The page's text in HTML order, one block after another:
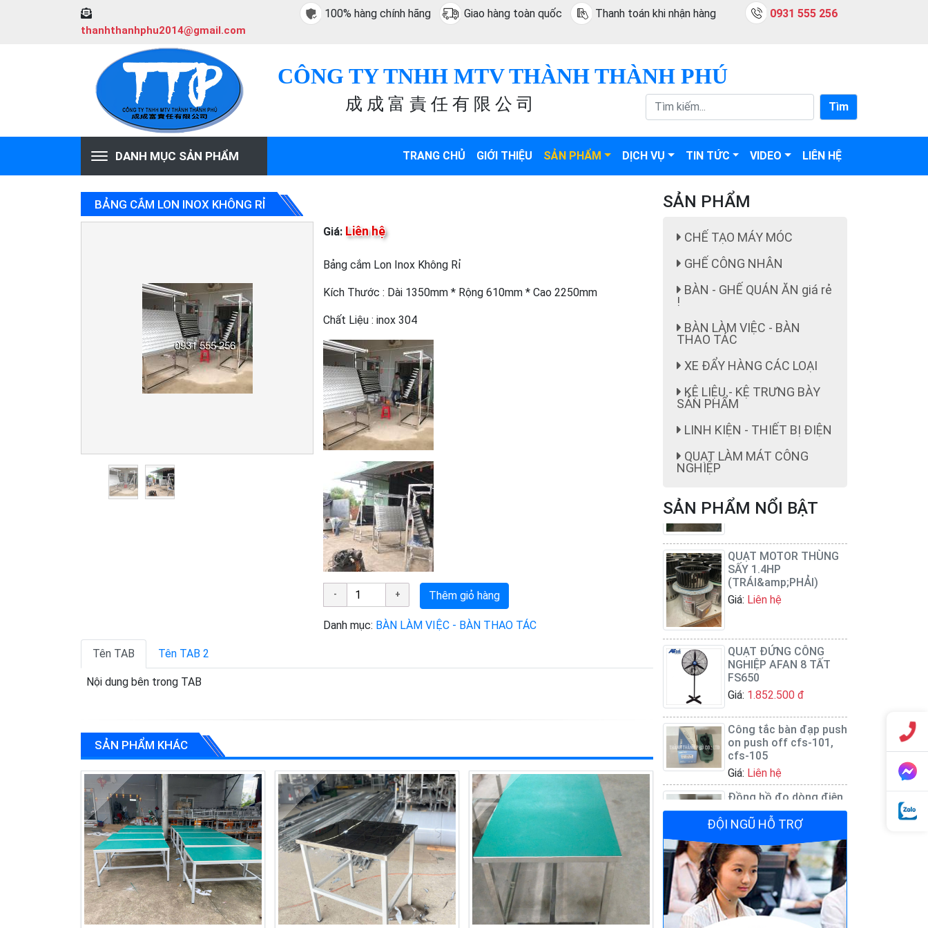
thanhthanhphu2014@gmail.com
100% hàng chính hãng Giao hàng toàn quốc Thanh toán khi nhận hàng 0931 555 256
CÔNG TY TNHH MTV THÀNH THÀNH PHÚ
成 成 富 責 任 有 限 公 司 Tìm
DANH MỤC SẢN PHẨM TRANG CHỦ GIỚI THIỆU SẢN PHẨM DỊCH VỤ TIN TỨC VIDEO LIÊN HỆ
BẢNG CẮM LON INOX KHÔNG RỈ
Giá: Liên hệ
Bảng cắm Lon Inox Không Rỉ
Kích Thước : Dài 1350mm * Rộng 610mm * Cao 2250mm
Chất Liệu : inox 304
Thêm giỏ hàng
Danh mục: BÀN LÀM VIỆC - BÀN THAO TÁC
Tên TAB Tên TAB 2
Nội dung bên trong TAB
SẢN PHẨM KHÁC
SẢN PHẨM
CHẾ TẠO MÁY MÓC
GHẾ CÔNG NHÂN
BÀN - GHẾ QUÁN ĂN giá rẻ
!
BÀN LÀM VIỆC - BÀN
THAO TÁC
XE ĐẨY HÀNG CÁC LOẠI
KỆ LIỆU - KỆ TRƯNG BÀY
SẢN PHẨM
LINH KIỆN - THIẾT BỊ ĐIỆN
QUẠT LÀM MÁT CÔNG
NGHIỆP
SẢN PHẨM NỔI BẬT
ghế công nhân
QUẠT MOTOR THÙNG
SẤY 1.4HP
(TRÁI&amp;PHẢI)
Giá:Liên hệ
QUẠT ĐỨNG CÔNG
NGHIỆP AFAN 8 TẤT
FS650
Giá:1.852.500 đ
Công tắc bàn đạp push
on push off cfs-101,
cfs-105
Giá:Liên hệ
Đồng hồ đo dòng điện
- Panel Meter SEC-80
Liên hệ
Quạt đứng công
nghiệp AFAN 7 tất
FS650
Giá:1.720.500 đ
ĐỘI NGŨ HỖ TRỢ